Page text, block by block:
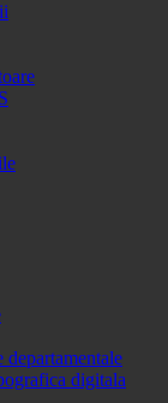
departamentale
digitala